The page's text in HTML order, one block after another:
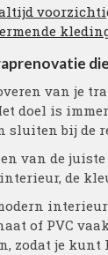
altijd
van je
doel is
sluiten bij de
van de
de
of PVC
zodat je kunt